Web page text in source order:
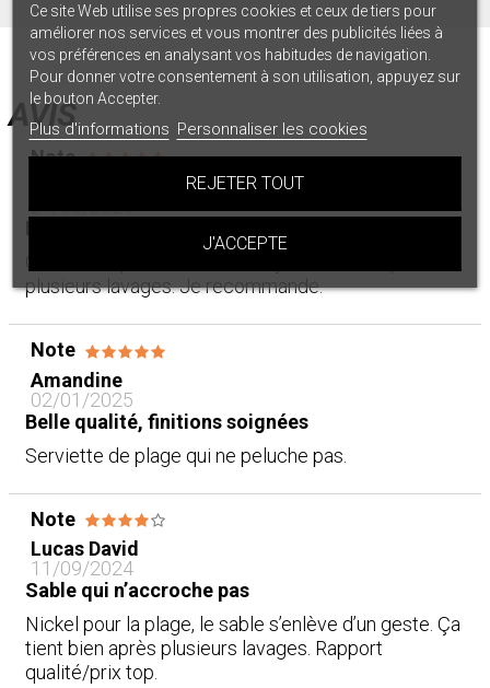
AVIS
Note
24/05/2025
Belle qualité, finitions soignées
On sent la qualité au toucher. Ça tient bien après
plusieurs lavages. Je recommande.
Note
Amandine
02/01/2025
Belle qualité, finitions soignées
Serviette de plage qui ne peluche pas.
Note
Lucas David
11/09/2024
Sable qui n’accroche pas
Nickel pour la plage, le sable s’enlève d’un geste. Ça
tient bien après plusieurs lavages. Rapport
qualité/prix top.
Ce site Web utilise ses propres cookies et ceux de tiers pour
améliorer nos services et vous montrer des publicités liées à
vos préférences en analysant vos habitudes de navigation.
Pour donner votre consentement à son utilisation, appuyez sur
le bouton Accepter.
Plus d'informations Personnaliser les cookies
REJETER TOUT
J'ACCEPTE